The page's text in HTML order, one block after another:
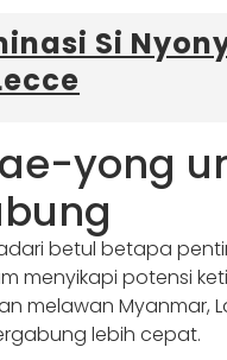
Si
yong
betul betapa
menyikapi potensi
melawan Myanmar,
lebih cepat.